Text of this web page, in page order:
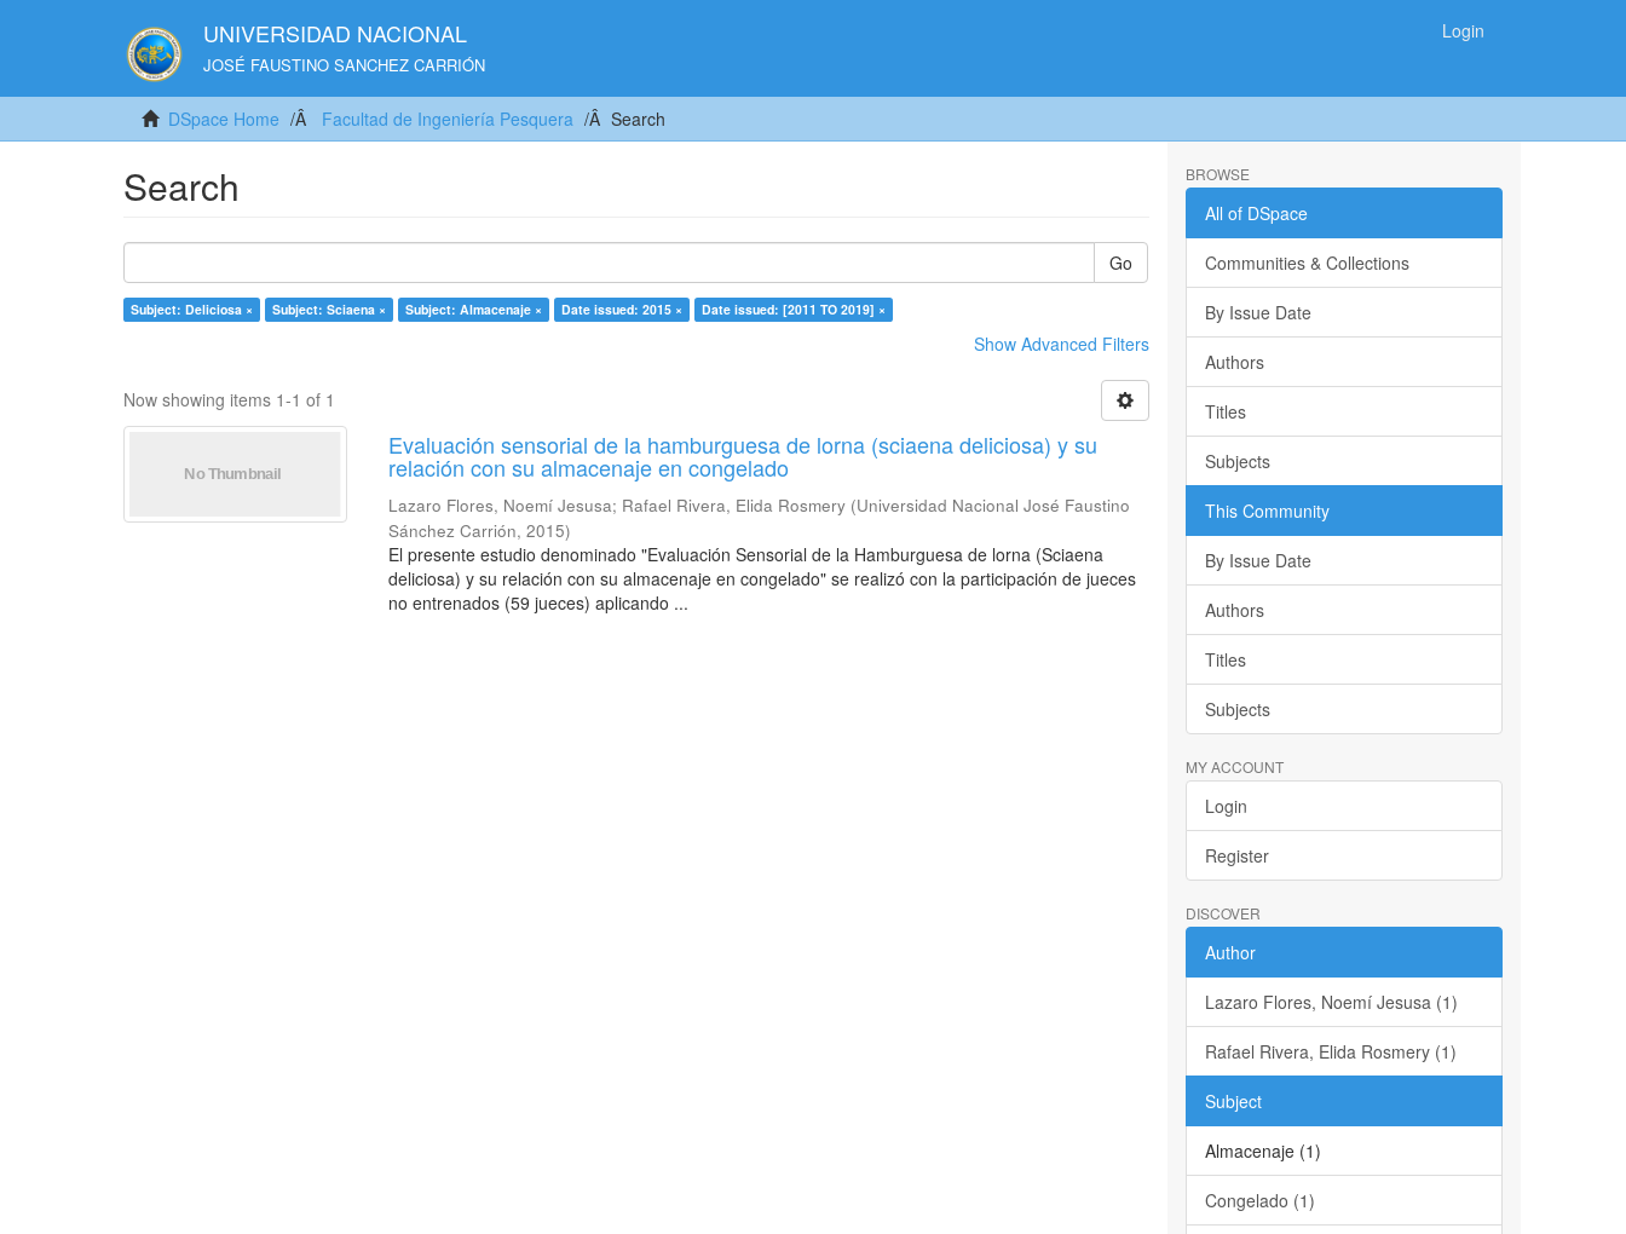
UNIVERSIDAD NACIONAL
JOSÉ FAUSTINO SANCHEZ CARRIÓN
Login
DSpace Home Facultad de Ingeniería Pesquera Search
Search
Go
Subject: Deliciosa × Subject: Sciaena × Subject: Almacenaje × Date issued: 2015 × Date issued: [2011 TO 2019] ×
Show Advanced Filters
Now showing items 1-1 of 1
Evaluación sensorial de la hamburguesa de lorna (sciaena deliciosa) y su
relación con su almacenaje en congelado
Lazaro Flores, Noemí Jesusa; Rafael Rivera, Elida Rosmery (Universidad Nacional José Faustino
Sánchez Carrión,2015)
El presente estudio denominado "Evaluación Sensorial de la Hamburguesa de lorna (Sciaena
deliciosa) y su relación con su almacenaje en congelado" se realizó con la participación de jueces
no entrenados (59 jueces) aplicando ...
BROWSE
All of DSpace
Communities & Collections
By Issue Date
Authors
Titles
Subjects
This Community
By Issue Date
Authors
Titles
Subjects
MY ACCOUNT
Login
Register
DISCOVER
Author
Lazaro Flores, Noemí Jesusa (1)
Rafael Rivera, Elida Rosmery (1)
Subject
Almacenaje (1)
Congelado (1)